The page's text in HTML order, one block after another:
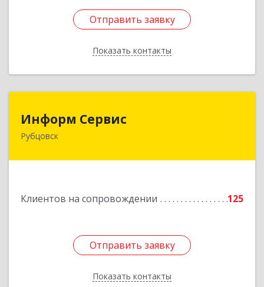
Отправить заявку
Показать контакты
Отправить заявку
Назад
Информ Сервис
Рубцовск
Клиентов на сопровождении 125
Отправить заявку
Показать контакты
658204, Алтайский край, Рубцовск г, Алтайская
Отправить заявку
Назад